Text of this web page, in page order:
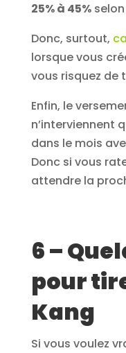
25% à 45%selon
Donc, surtout,
lorsque vous
vous risquez de
Enfin, le
n’interviennent
dans le mois
Donc si vous
attendre la
6 –
pour
Kang
Si vous voulez